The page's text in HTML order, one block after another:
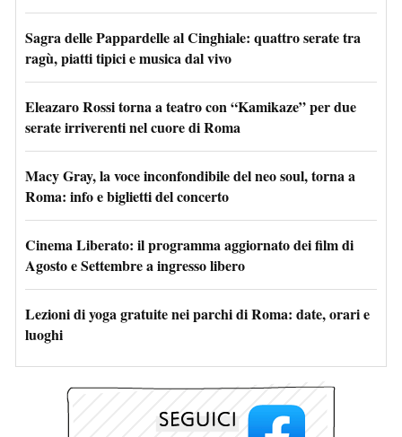
Sagra delle Pappardelle al Cinghiale: quattro serate tra
ragù, piatti tipici e musica dal vivo
Eleazaro Rossi torna a teatro con “Kamikaze” per due
serate irriverenti nel cuore di Roma
Macy Gray, la voce inconfondibile del neo soul, torna a
Roma: info e biglietti del concerto
Cinema Liberato: il programma aggiornato dei film di
Agosto e Settembre a ingresso libero
Lezioni di yoga gratuite nei parchi di Roma: date, orari e
luoghi